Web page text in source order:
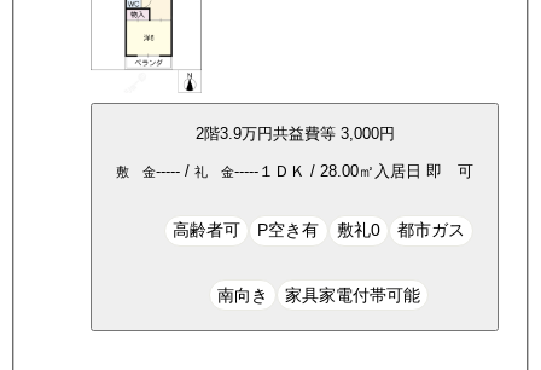
2階3.9万円共益費等 3,000円
敷 金----- / 礼 金----- １ＤＫ / 28.00㎡ 入居日 即 可
高齢者可 P空き有 敷礼0 都市ガス
南向き 家具家電付帯可能